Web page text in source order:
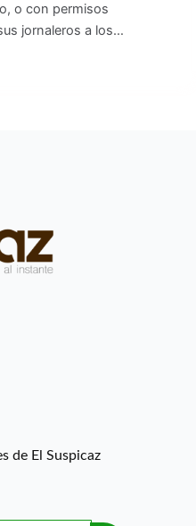
o con permisos
jornaleros a los…
de El Suspicaz